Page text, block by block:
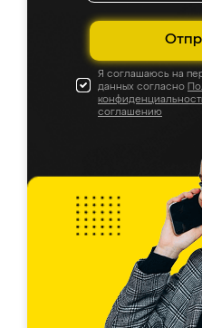
Я соглашаюсь на
данных согласно
соглашению